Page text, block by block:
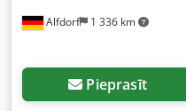
Alfdorf 1 336 km
Pieprasīt